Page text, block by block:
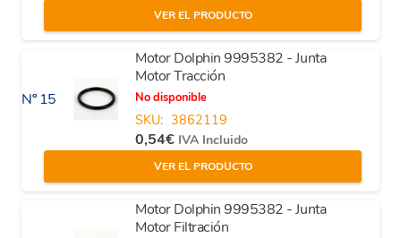
VER EL PRODUCTO
Nº 15
Motor Dolphin 9995382 - Junta
Motor Tracción
No disponible
SKU: 3862119
0,54€ IVA Incluido
VER EL PRODUCTO
Motor Dolphin 9995382 - Junta
Motor Filtración